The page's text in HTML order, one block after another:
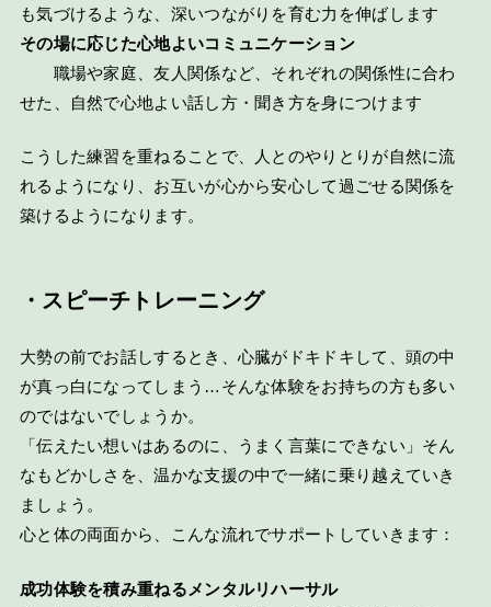
も気づけるような、深いつながりを育む力を伸ばします
その場に応じた心地よいコミュニケーション
職場や家庭、友人関係など、それぞれの関係性に合わ
せた、自然で心地よい話し方・聞き方を身につけます
こうした練習を重ねることで、人とのやりとりが自然に流
れるようになり、お互いが心から安心して過ごせる関係を
築けるようになります。
・スピーチトレーニング
大勢の前でお話しするとき、心臓がドキドキして、頭の中
が真っ白になってしまう…そんな体験をお持ちの方も多い
のではないでしょうか。
「伝えたい想いはあるのに、うまく言葉にできない」そん
なもどかしさを、温かな支援の中で一緒に乗り越えていき
ましょう。
心と体の両面から、こんな流れでサポートしていきます：
成功体験を積み重ねるメンタルリハーサル